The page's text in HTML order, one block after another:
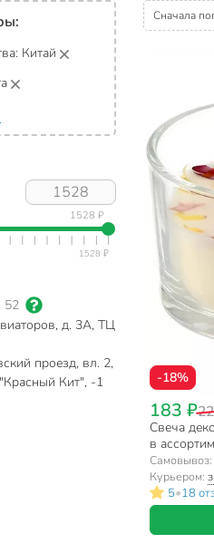
Китай
1528 ₽
52
д. 3А, ТЦ
проезд, вл. 2,
Кит", -1
Сначала
-18%
183 ₽
Свеча
в
цветов,
Самовывоз:
Курьером:
5•18